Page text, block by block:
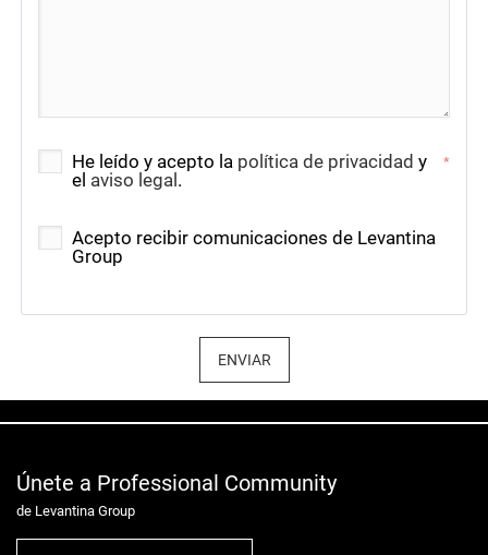
He leído y acepto la política de privacidad y
el aviso legal .
*
Acepto recibir comunicaciones de Levantina
Group
ENVIAR
Únete a Professional Community
de Levantina Group